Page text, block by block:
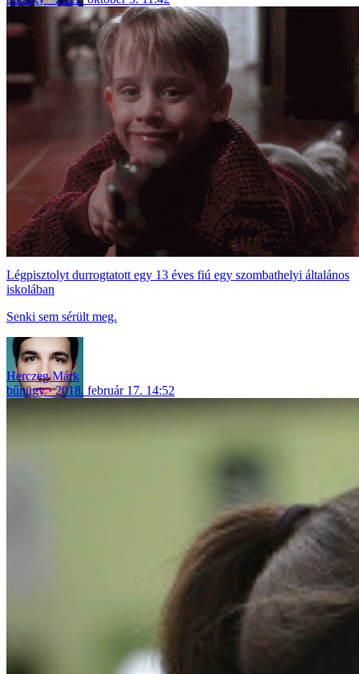
Légpisztolyt durrogtatott egy 13 éves fiú egy szombathelyi általános
iskolában
Senki sem sérült meg.
Herczeg Márk
bűnügy
2018. február 17. 14:52